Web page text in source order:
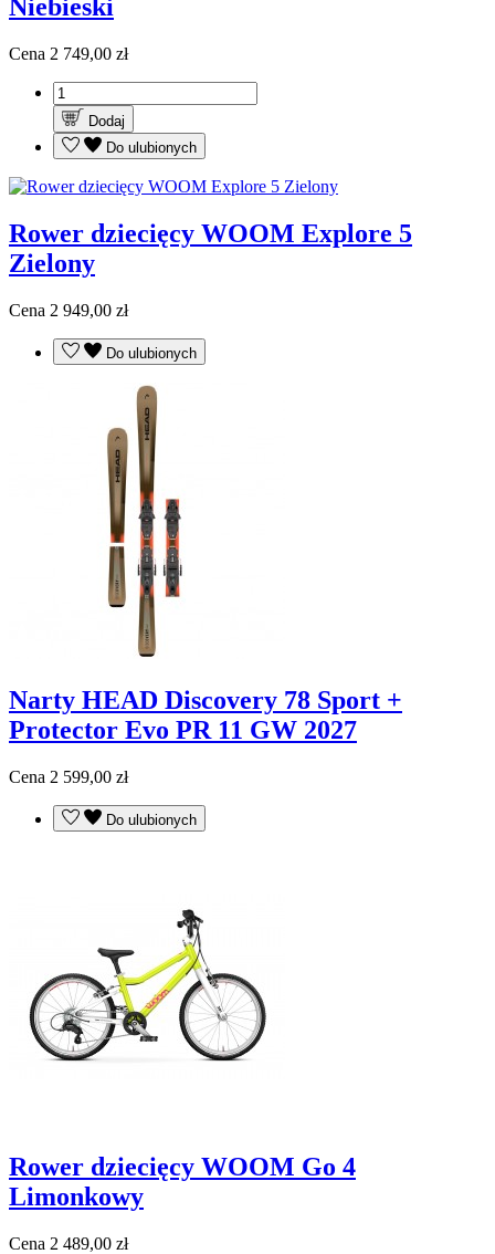
Niebieski
Cena 2 749,00 zł
Dodaj
Do ulubionych
Rower dziecięcy WOOM Explore 5
Zielony
Cena 2 949,00 zł
Do ulubionych
Narty HEAD Discovery 78 Sport +
Protector Evo PR 11 GW 2027
Cena 2 599,00 zł
Do ulubionych
Rower dziecięcy WOOM Go 4
Limonkowy
Cena 2 489,00 zł